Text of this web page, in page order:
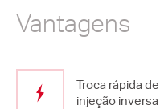
Vantagens
Troca rápida
injeção